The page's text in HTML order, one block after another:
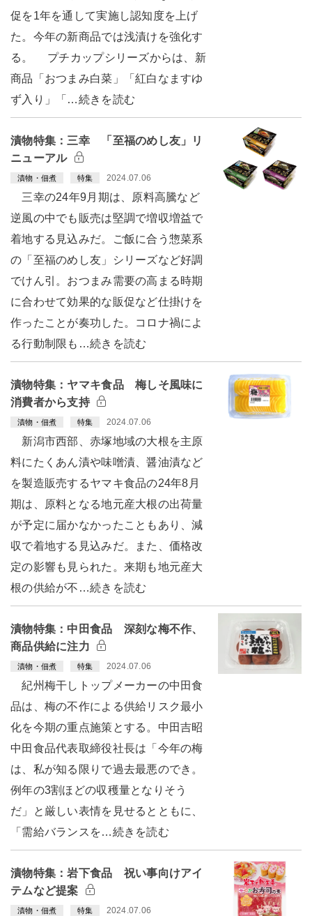
促を1年を通して実施し認知度を上げ
た。今年の新商品では浅漬けを強化す
る。 プチカップシリーズからは、新
商品「おつまみ白菜」「紅白なますゆ
ず入り」「…続きを読む
漬物特集：三幸 「至福のめし友」リ
ニューアル
漬物・佃煮 特集 2024.07.06
三幸の24年9月期は、原料高騰など
逆風の中でも販売は堅調で増収増益で
着地する見込みだ。ご飯に合う惣菜系
の「至福のめし友」シリーズなど好調
でけん引。おつまみ需要の高まる時期
に合わせて効果的な販促など仕掛けを
作ったことが奏功した。コロナ禍によ
る行動制限も…続きを読む
漬物特集：ヤマキ食品 梅しそ風味に
消費者から支持
漬物・佃煮 特集 2024.07.06
新潟市西部、赤塚地域の大根を主原
料にたくあん漬や味噌漬、醤油漬など
を製造販売するヤマキ食品の24年8月
期は、原料となる地元産大根の出荷量
が予定に届かなかったこともあり、減
収で着地する見込みだ。また、価格改
定の影響も見られた。来期も地元産大
根の供給が不…続きを読む
漬物特集：中田食品 深刻な梅不作、
商品供給に注力
漬物・佃煮 特集 2024.07.06
紀州梅干しトップメーカーの中田食
品は、梅の不作による供給リスク最小
化を今期の重点施策とする。中田吉昭
中田食品代表取締役社長は「今年の梅
は、私が知る限りで過去最悪のでき。
例年の3割ほどの収穫量となりそう
だ」と厳しい表情を見せるとともに、
「需給バランスを…続きを読む
漬物特集：岩下食品 祝い事向けアイ
テムなど提案
漬物・佃煮 特集 2024.07.06